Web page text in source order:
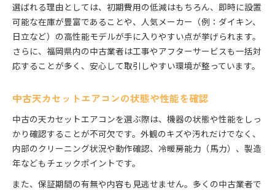
天カセットエアコンの設置条件を要確認
中古天カセットエアコンの信頼業者を選ぶ
保証やアフターサービスが充実の選び方
天カセットエアコンの保証内容を比較する
中古天カセットエアコンの安心サポート体制
天カセットエアコンの長期保証付きが安心
アフターサービスが手厚い天カセットエアコン
選ばれる理由としては、初期費用の低減はもちろん、即時に設置
可能な在庫が豊富であることや、人気メーカー（例：ダイキン、
日立など）の高性能モデルが手に入りやすい点が挙げられます。
さらに、福岡県内の中古業者は工事やアフターサービスも一括対
応することが多く、安心して取引しやすい環境が整っています。
中古天カセットエアコンの状態や性能を確認
中古の天カセットエアコンを選ぶ際は、機器の状態や性能をしっ
かり確認することが不可欠です。外観のキズや汚れだけでなく、
内部のクリーニング状況や動作確認、冷暖房能力（馬力）、製造
年などもチェックポイントです。
また、保証期間の有無や内容も見逃せません。多くの中古業者で